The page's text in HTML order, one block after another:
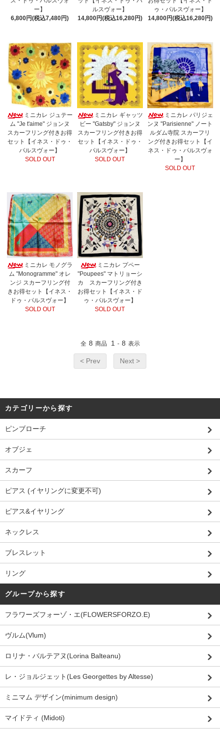
ー】
6,800円(税込7,480円)
ルスヴォー】
14,800円(税込16,280円)
ゥ・パルスヴォー】
14,800円(税込16,280円)
ミニカレ ジュテー
ム "Je t'aime" ジョンヌ
スカーフリング付きお得
セット【イネス・ドゥ・
パルスヴォー】
SOLD OUT
ミニカレ ギャッツ
ビー "Gatsby" ジョンヌ
スカーフリング付きお得
セット【イネス・ドゥ・
パルスヴォー】
SOLD OUT
ミニカレ パリジェ
ンヌ "Parisienne" ノート
ルダム寺院 スカーフリ
ング付きお得セット【イ
ネス・ドゥ・パルスヴォ
ー】
SOLD OUT
ミニカレ モノグラ
ム "Monogramme" オレ
ンジ スカーフリング付
きお得セット【イネス・
ドゥ・パルスヴォー】
SOLD OUT
ミニカレ プペー
"Poupees" マトリョーシ
カ スカーフリング付き
お得セット【イネス・ド
ゥ・パルスヴォー】
SOLD OUT
全 8 商品 1 - 8 表示
< Prev Next >
カテゴリーから探す
ピンブローチ
オブジェ
スカーフ
ピアス (イヤリングに変更不可)
ピアス&イヤリング
ネックレス
ブレスレット
リング
グループから探す
フラワーズフォーゾ・エ(FLOWERSFORZO.E)
ヴルム(Vlum)
ロリナ・バルテアヌ(Lorina Balteanu)
レ・ジョルジェット(Les Georgettes by Altesse)
ミニマム デザイン(minimum design)
マイドティ (Midoti)